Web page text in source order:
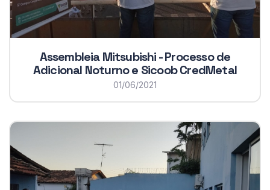
Assembleia Mitsubishi - Processo de
Adicional Noturno e Sicoob CredMetal
01/06/2021